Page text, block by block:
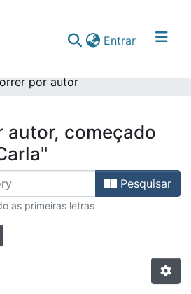
Entrar(current)
por autor
autor, começado
Pesquisar
as primeiras letras